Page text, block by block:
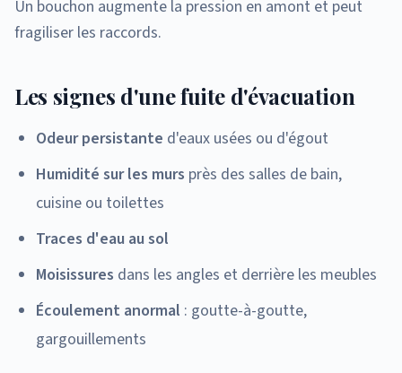
Un bouchon augmente la pression en amont et peut
fragiliser les raccords.
Les signes d'une fuite d'évacuation
Odeur persistante d'eaux usées ou d'égout
Humidité sur les murs près des salles de bain,
cuisine ou toilettes
Traces d'eau au sol
Moisissures dans les angles et derrière les meubles
Écoulement anormal : goutte-à-goutte,
gargouillements